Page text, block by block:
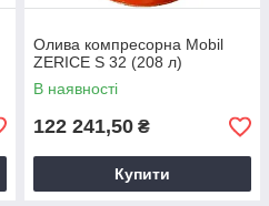
Олива компресорна Mobil
ZERICE S 32 (208 л)
В наявності
122 241,50 ₴
Купити